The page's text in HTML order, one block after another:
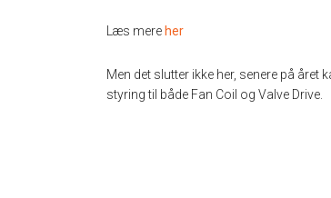
Læs mere her
Men det slutter ikke her, senere på
styring til både Fan Coil og Valve Drive.